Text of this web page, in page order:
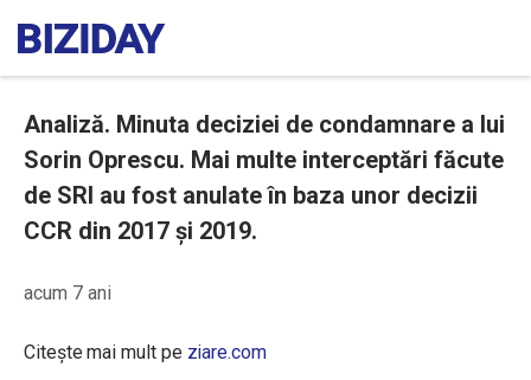
Analiză. Minuta deciziei de condamnare a lui
Sorin Oprescu. Mai multe interceptări făcute
de SRI au fost anulate în baza unor decizii
CCR din 2017 și 2019.
acum 7 ani
Citește mai mult pe ziare.com